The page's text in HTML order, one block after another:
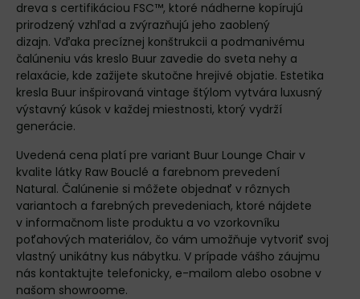
dreva s certifikáciou FSC™, ktoré nádherne kopírujú
prirodzený vzhľad a zvýrazňujú jeho zaoblený
dizajn. Vďaka precíznej konštrukcii a podmanivému
čalúneniu vás kreslo Buur zavedie do sveta nehy a
relaxácie, kde zažijete skutočne hrejivé objatie. Estetika
kresla Buur inšpirovaná vintage štýlom vytvára luxusný
výstavný kúsok v každej miestnosti, ktorý vydrží
generácie.
Uvedená cena platí pre variant Buur Lounge Chair v
kvalite látky Raw Bouclé a farebnom prevedení
Natural. Čalúnenie si môžete objednať v rôznych
variantoch a farebných prevedeniach, ktoré nájdete
v informačnom liste produktu a vo vzorkovníku
poťahových materiálov, čo vám umožňuje vytvoriť svoj
vlastný unikátny kus nábytku. V prípade vášho záujmu
nás kontaktujte telefonicky, e-mailom alebo osobne v
našom showroome.